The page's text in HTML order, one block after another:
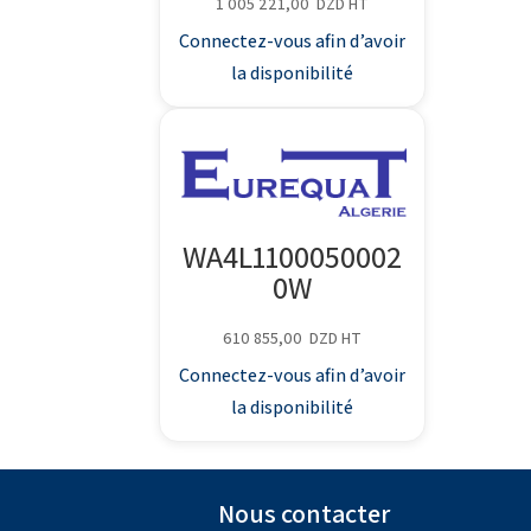
Connectez-vous afin d’avoir
la disponibilité
WA4L1100050002
0W
610 855,00 DZD HT
Connectez-vous afin d’avoir
la disponibilité
Nous contacter